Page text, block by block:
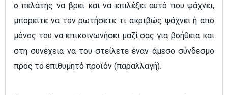
ο πελάτης να βρει και να επιλέξει αυτό που ψάχνει,
μπορείτε να τον ρωτήσετε τι ακριβώς ψάχνει ή από
μόνος του να επικοινωνήσει μαζί σας για βοήθεια και
στη συνέχεια να του στείλετε έναν άμεσο σύνδεσμο
προς το επιθυμητό προϊόν (παραλλαγή).